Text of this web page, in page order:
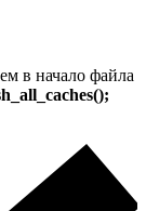
в начало файла